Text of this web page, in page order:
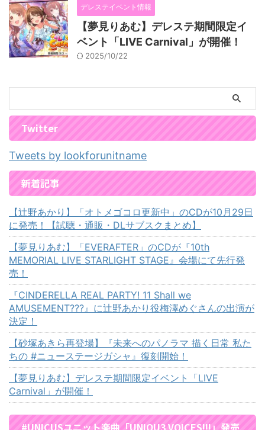
デレステイベント情報
【夢見りあむ】デレステ期間限定イ
ベント「LIVE Carnival」が開催！
2025/10/22
Twitter
Tweets by lookforunitname
新着記事
【辻野あかり】「オトメゴコロ更新中」のCDが10月29日
に発売！【試聴・通販・DLサブスクまとめ】
【夢見りあむ】「EVERAFTER」のCDが『10th
MEMORIAL LIVE STARLIGHT STAGE』会場にて先行発
売！
『CINDERELLA REAL PARTY! 11 Shall we
AMUSEMENT???』に辻野あかり役梅澤めぐさんの出演が
決定！
【砂塚あきら再登場】『未来へのパノラマ 描く日常 私た
ちの #ニューステージガシャ』復刻開始！
【夢見りあむ】デレステ期間限定イベント「LIVE
Carnival」が開催！
#UNICUSユニット楽曲「UNIQU3 VOICES!!!」発売